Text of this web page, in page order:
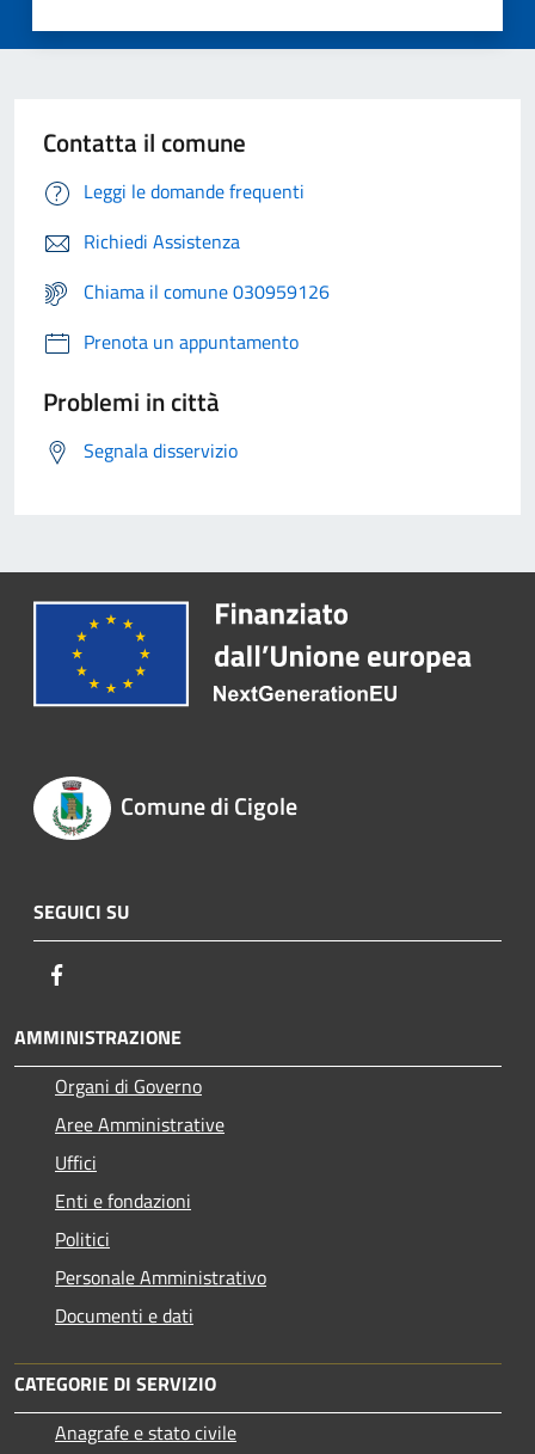
Contatta il comune
Leggi le domande frequenti
Richiedi Assistenza
Chiama il comune 030959126
Prenota un appuntamento
Problemi in città
Segnala disservizio
Comune di Cigole
SEGUICI SU
AMMINISTRAZIONE
Organi di Governo
Aree Amministrative
Uffici
Enti e fondazioni
Politici
Personale Amministrativo
Documenti e dati
CATEGORIE DI SERVIZIO
Anagrafe e stato civile